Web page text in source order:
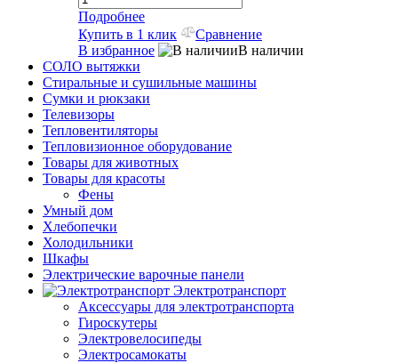
Подробнее
Купить в 1 клик
Сравнение
В избранное
В наличии
СОЛО вытяжки
Стиральные и сушильные машины
Сумки и рюкзаки
Телевизоры
Тепловентиляторы
Тепловизионное оборудование
Товары для животных
Товары для красоты
Фены
Умный дом
Хлебопечки
Холодильники
Шкафы
Электрические варочные панели
Электротранспорт
Аксессуары для электротранспорта
Гироскутеры
Электровелосипеды
Электросамокаты